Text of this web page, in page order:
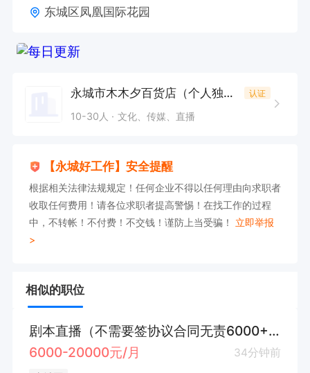
东城区凤凰国际花园
永城市木木夕百货店（个人独资） 认证
10-30人 文化、传媒、直播
【永城好工作】安全提醒
根据相关法律法规规定！任何企业不得以任何理由向求职者
收取任何费用！请各位求职者提高警惕！在找工作的过程
中，不转帐！不付费！不交钱！谨防上当受骗！ 立即举报
>
相似的职位
剧本直播（不需要签协议合同无责6000+）
6000-20000元/月
34分钟前